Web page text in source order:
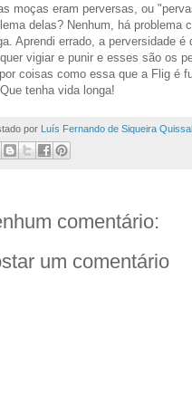
moças eram perversas, ou
delas? Nenhum, há problema
Aprendi errado, a perversidade
vigiar e punir e esses são os
coisas como essa que a Flig é
tenha vida longa!
por Luís Fernando de Siqueira
comentário:
um comentário